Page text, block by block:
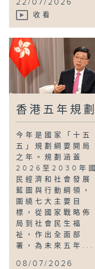
22/07/2026
收看
香港五年規劃
今年是國家「十五
五」規劃綱要開局
之年。規劃涵蓋
2026至2030年國
民經濟和社會發展
藍圖與行動綱領，
圍繞七大主要目
標，從國家戰略佈
局到社會民生福
祉，作出全面部
署，為未來五年...
08/07/2026